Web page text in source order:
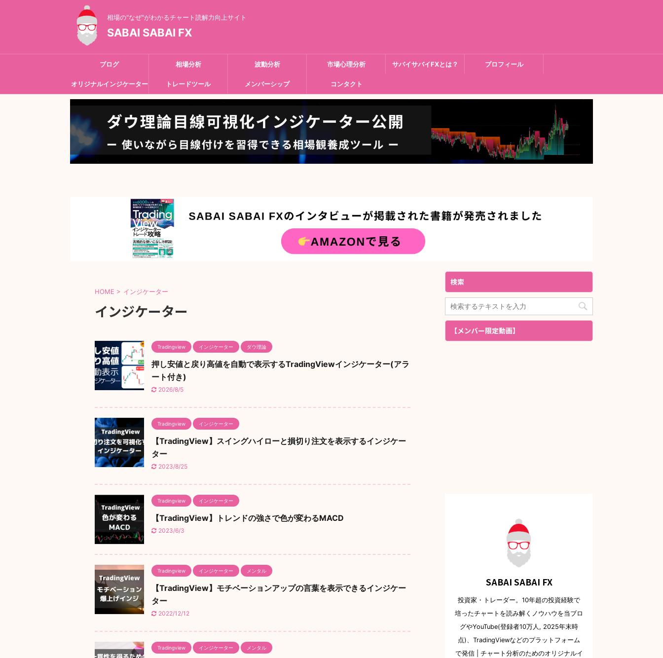
相場の"なぜ"がわかるチャート読解力向上サイト
SABAI SABAI FX
ブログ 相場分析 波動分析 市場心理分析 サバイサバイFXとは？ プロフィール
オリジナルインジケーター トレードツール メンバーシップ コンタクト
HOME > インジケーター
インジケーター
Tradingview インジケーター ダウ理論
押し安値と戻り高値を自動で表示するTradingViewインジケーター(アラ
ート付き)
2026/8/5
Tradingview インジケーター
【TradingView】スイングハイローと損切り注文を表示するインジケー
ター
2023/8/25
Tradingview インジケーター
【TradingView】トレンドの強さで色が変わるMACD
2023/6/3
Tradingview インジケーター メンタル
【TradingView】モチベーションアップの言葉を表示できるインジケー
ター
2022/12/12
Tradingview インジケーター メンタル
検索
【メンバー限定動画】
SABAI SABAI FX
投資家・トレーダー。10年超の投資経験で
培ったチャートを読み解くノウハウを当ブロ
グやYouTube(登録者10万人, 2025年末時
点)、TradingViewなどのプラットフォーム
で発信 | チャート分析のためのオリジナルイ